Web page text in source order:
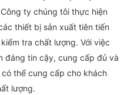
ty chúng tôi thực hiện
thiết bị sản xuất tiên tiến
tra chất lượng. Với việc
đáng tin cậy, cung cấp đủ và
thể cung cấp cho khách
lượng.